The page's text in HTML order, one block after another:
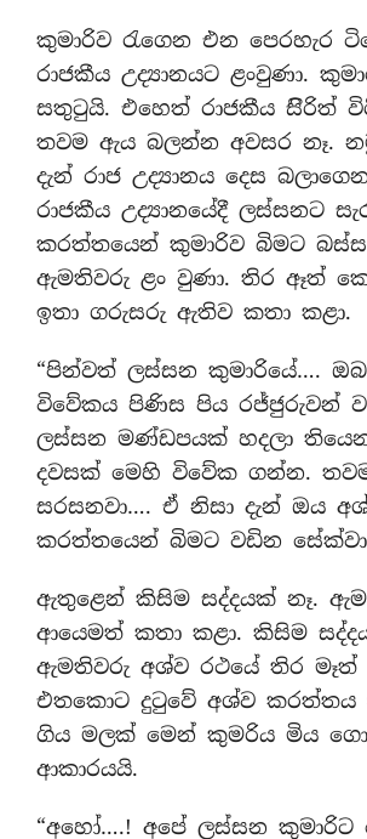
කුමාරිව රැගෙන එන පෙරහැර
රාජකීය උද්‍යානයට ළංවුණා.
සතුටුයි. එහෙත් රාජකීය සිිරිත්
තවම ඇය බලන්න අවසර නෑ.
දැන් රාජ උද්‍යානය දෙස
රාජකීය උද්‍යානයේදී ලස්සනට
කරත්තයෙන් කුමාරිව බිමට
ඇමතිවරු ළං වුණා. තිර ඈත්
ඉතා ගරුසරු ඇතිව කතා කළා.
“පින්වත් ලස්සන කුමාරියේ….
විවේකය පිණිස පිය රජ්ජුරුවන්
ලස්සන මණ්ඩපයක් හදලා
දවසක් මෙහි විවේක ගන්න. තවම
සරසනවා…. ඒ නිසා දැන් ඔය
කරත්තයෙන් බිමට වඩින
ඇතුළෙන් කිසිම සද්දයක් නෑ.
ආයෙමත් කතා කළා. කිසිම
ඇමතිවරු අශ්ව රථයේ තිර මෑත්
එතකොට දුටුවේ අශ්ව කරත්තය
ගිය මලක් මෙන් කුමරිය මිය
ආකාරයයි.
“අහෝ….! අපේ ලස්සන කුමාරිට